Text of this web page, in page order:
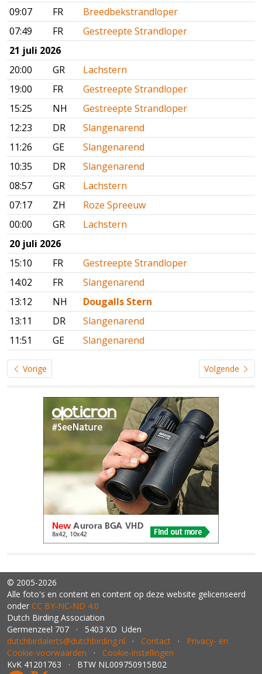
09:07
FR
Breedbekstrandloper
07:49
FR
Gestreepte Strandloper
21 juli 2026
20:00
GR
Lachstern
19:00
FR
Gestreepte Strandloper
15:25
NH
Gestreepte Strandloper
12:23
DR
Slangenarend
11:26
GE
Slangenarend
10:35
DR
Slangenarend
08:57
GR
Lachstern
07:17
ZH
Roze Spreeuw
00:00
GR
Lachstern
20 juli 2026
15:10
FR
Gestreepte Strandloper
14:02
FR
Slangenarend
13:12
NH
Dougalls Stern
13:11
DR
Slangenarend
11:51
GE Slangenarend
Vorige Volgende
© 2005-2026
Alle foto's en content en content op deze website gelicenseerd
onder CC BY‑NC‑ND 4.0
Dutch Birding Association
Germenzeel 707 · 5403 XD Uden
dutchbirdalerts@dutchbirding.nl · Contact · Privacy- en
Cookie-voorwaarden · Cookie-instellingen
KvK 41201763 · BTW NL009750915B02